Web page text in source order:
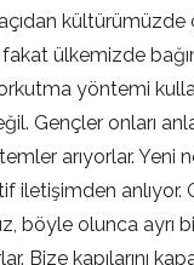
kültürümüzde
ülkemizde
yöntemi
Gençler onları
arıyorlar. Yeni
iletişimden anlıyor.
böyle olunca ayrı
Bize kapılarını